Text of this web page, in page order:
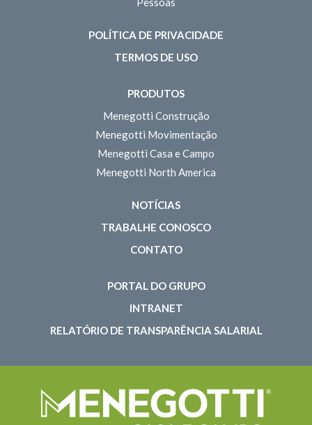
POLÍTICA DE PRIVACIDADE
TERMOS DE USO
PRODUTOS
Menegotti Construção
Menegotti Movimentação
Menegotti Casa e Campo
Menegotti North America
NOTÍCIAS
TRABALHE CONOSCO
CONTATO
PORTAL DO GRUPO
INTRANET
RELATÓRIO DE TRANSPARÊNCIA SALARIAL